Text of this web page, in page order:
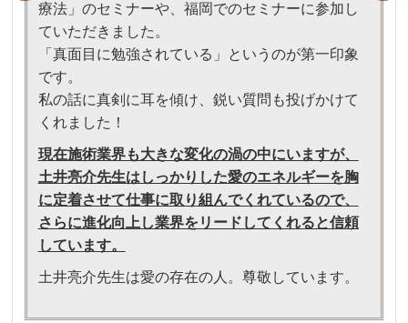
療法」のセミナーや、福岡でのセミナーに参加し
ていただきました。
「真面目に勉強されている」というのが第一印象
です。
私の話に真剣に耳を傾け、鋭い質問も投げかけて
くれました！
現在施術業界も大きな変化の渦の中にいますが、
土井亮介先生はしっかりした愛のエネルギーを胸
に定着させて仕事に取り組んでくれているので、
さらに進化向上し業界をリードしてくれると信頼
しています。
土井亮介先生は愛の存在の人。尊敬しています。